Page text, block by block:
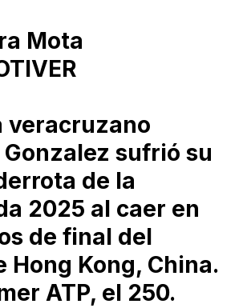
Mota
veracruzano
sufrió su
de la
2025 al caer en
de final del
Hong Kong, China.
ATP, el 250.